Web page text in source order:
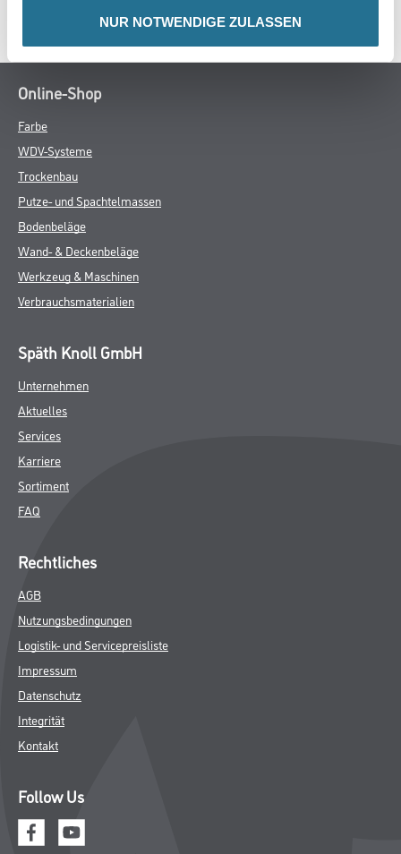
NUR NOTWENDIGE ZULASSEN
SPEZIFIKATIONEN
Online-Shop
Farbe
WDV-Systeme
Trockenbau
Putze- und Spachtelmassen
Bodenbeläge
Wand- & Deckenbeläge
Werkzeug & Maschinen
Verbrauchsmaterialien
Späth Knoll GmbH
Unternehmen
Aktuelles
Services
Karriere
Sortiment
FAQ
Rechtliches
AGB
Nutzungsbedingungen
Logistik- und Servicepreisliste
Impressum
Datenschutz
Integrität
Kontakt
Follow Us